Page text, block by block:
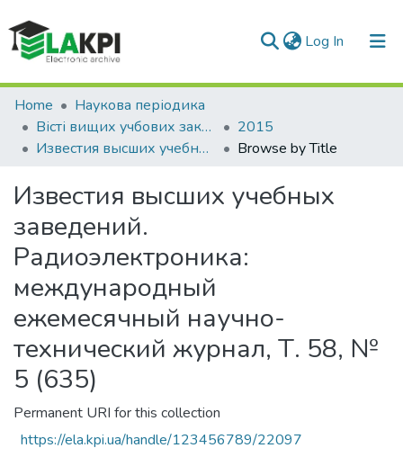
Log In (current)
Communities & Collections
All of DSpace
Home
Наукова періодика
Вісті вищих учбових закладів. Радіоелектроніка
2015
Известия высших учебных заведений. Радиоэлектроника: международный ежемесячный научно-технический журнал, Т. 58, № 5 (635)
Browse by Title
Известия высших учебных
заведений.
Радиоэлектроника:
международный
ежемесячный научно-
технический журнал, Т. 58, №
5 (635)
Permanent URI for this collection
https://ela.kpi.ua/handle/123456789/22097